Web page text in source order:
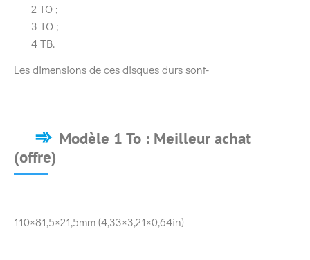
2 TO ;
3 TO ;
4 TB.
Les dimensions de ces disques durs sont-
Modèle 1 To : Meilleur achat
(offre)
110×81,5×21,5mm (4,33×3,21×0,64in)